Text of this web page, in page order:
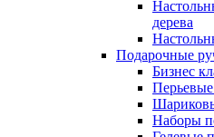
дерева
Подарочные
Бизнес
Наборы